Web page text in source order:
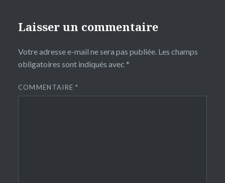
Laisser un commentaire
Votre adresse e-mail ne sera pas publiée. Les champs
obligatoires sont indiqués avec *
COMMENTAIRE*